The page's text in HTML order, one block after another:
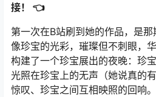
接！ 👈
第一次在B站刷到她的作品，是那
像珍宝的光彩，璀璨但不刺眼，
构建了一个珍宝展出的夜晚：珍
光照在珍宝上的无声（她说真的
惊叹、珍宝之间互相映照的回响